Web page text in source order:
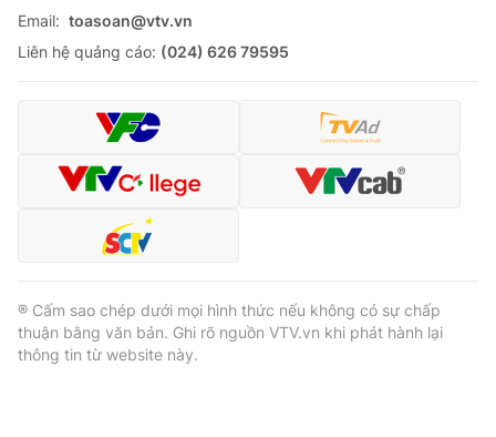
Email: toasoan@vtv.vn
Liên hệ quảng cáo: (024) 626 79595
® Cấm sao chép dưới mọi hình thức nếu không có sự chấp
thuận bằng văn bản. Ghi rõ nguồn VTV.vn khi phát hành lại
thông tin từ website này.